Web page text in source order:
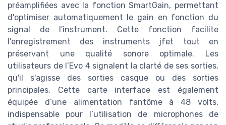
préamplifiées avec la fonction SmartGain, permettant
d'optimiser automatiquement le gain en fonction du
signal de l'instrument. Cette fonction facilite
l’enregistrement des instruments jfet tout en
préservant une qualité sonore optimale. Les
utilisateurs de l’Evo 4 signalent la clarté de ses sorties,
qu'il s'agisse des sorties casque ou des sorties
principales. Cette carte interface est également
équipée d’une alimentation fantôme à 48 volts,
indispensable pour l’utilisation de microphones de